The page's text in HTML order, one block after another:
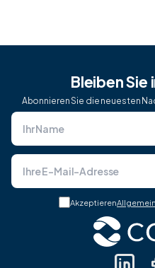
Bleiben Sie
Abonnieren Sie die neuesten
Akzeptieren